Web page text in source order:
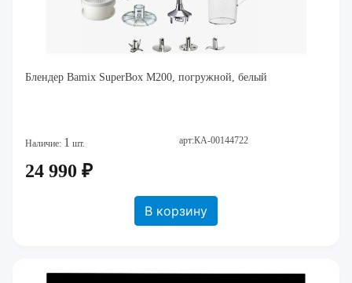
Блендер Bamix SuperBox M200, погружной, белый
Наличие: 1 шт. арт:КА-00144722
24 990 ₽
В корзину